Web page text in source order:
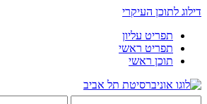
דילוג לתוכן העיקרי
תפריט עליון
תפריט ראשי
תוכן ראשי